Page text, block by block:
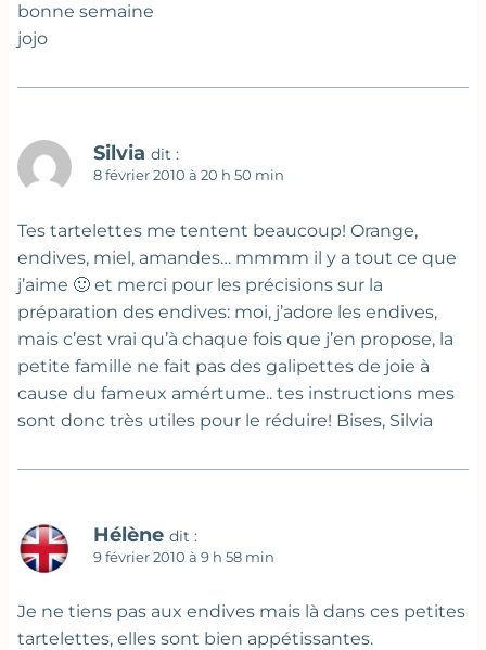
bonne semaine
jojo
Silvia dit :
8 février 2010 à 20 h 50 min
Tes tartelettes me tentent beaucoup! Orange,
endives, miel, amandes… mmmm il y a tout ce que
j’aime 🙂 et merci pour les précisions sur la
préparation des endives: moi, j’adore les endives,
mais c’est vrai qu’à chaque fois que j’en propose, la
petite famille ne fait pas des galipettes de joie à
cause du fameux amértume.. tes instructions mes
sont donc très utiles pour le réduire! Bises, Silvia
Hélène dit :
9 février 2010 à 9 h 58 min
Je ne tiens pas aux endives mais là dans ces petites
tartelettes, elles sont bien appétissantes.